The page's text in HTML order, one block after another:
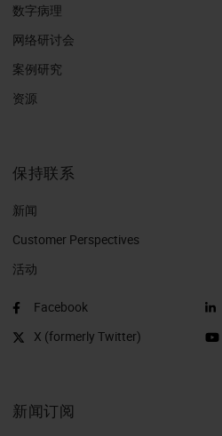
数字病理
网络研讨会
案例研究
资源
保持联系
新闻
Customer Perspectives​
活动
Facebook
X (formerly Twitter)
新闻订阅